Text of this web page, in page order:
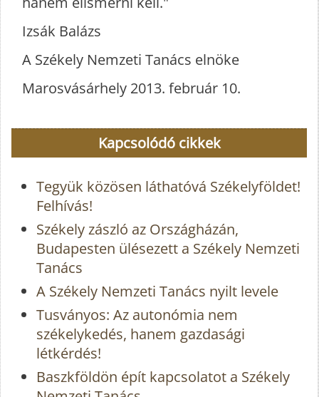
Izsák Balázs
A Székely Nemzeti Tanács elnöke
Marosvásárhely 2013. február 10.
Kapcsolódó cikkek
Tegyük közösen láthatóvá Székelyföldet!
Felhívás!
Székely zászló az Országházán,
Budapesten ülésezett a Székely Nemzeti
Tanács
A Székely Nemzeti Tanács nyilt levele
Tusványos: Az autonómia nem
székelykedés, hanem gazdasági
létkérdés!
Baszkföldön épít kapcsolatot a Székely